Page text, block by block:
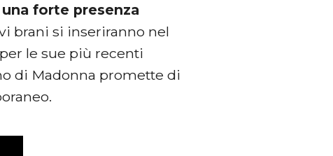
forte presenza
brani si inseriranno nel
le sue più recenti
di Madonna promette di